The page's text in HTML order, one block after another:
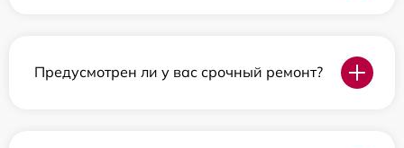
Предусмотрен ли у вас срочный ремонт?